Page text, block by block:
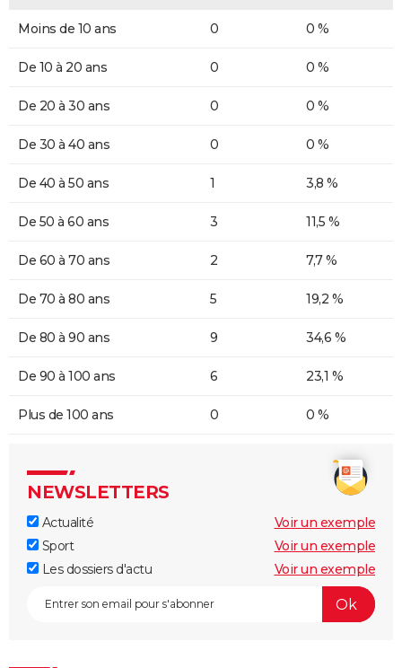
Moins de 10 ans 0 0 %
De 10 à 20 ans 0 0 %
De 20 à 30 ans 0 0 %
De 30 à 40 ans 0 0 %
De 40 à 50 ans 1 3,8 %
De 50 à 60 ans 3 11,5 %
De 60 à 70 ans 2 7,7 %
De 70 à 80 ans 5 19,2 %
De 80 à 90 ans 9 34,6 %
De 90 à 100 ans 6 23,1 %
Plus de 100 ans 0 0 %
NEWSLETTERS
Actualité
Voir un exemple
Sport
Voir un exemple
Les dossiers d'actu
Voir un exemple